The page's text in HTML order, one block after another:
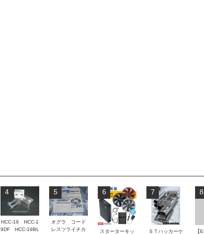
4
HCC-19 HCC-1
9DF HCC-19BL
5
オグラ コード
レスツライチカ
6
スターターキッ
7
ＳＴハッカーケ
8
【